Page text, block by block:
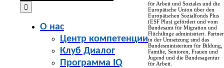
for:
О нас
Центр компетенции
Клуб Диалог
Программа IQ
für Arbeit und Soziales und die
Europäische Union über den
Europäischen Sozialfonds Plus
(ESF Plus) gefördert und vom
Bundesamt für Migration und
Flüchtlinge administriert. Partner
in der Umsetzung sind das
Bundesministerium für Bildung,
Familie, Senioren, Frauen und
Jugend und die Bundesagentur
für Arbeit.